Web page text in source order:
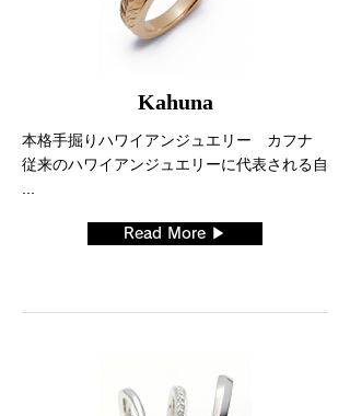
Kahuna
本格手掘りハワイアンジュエリー カフナ
従来のハワイアンジュエリーに代表される自
Read More ▶